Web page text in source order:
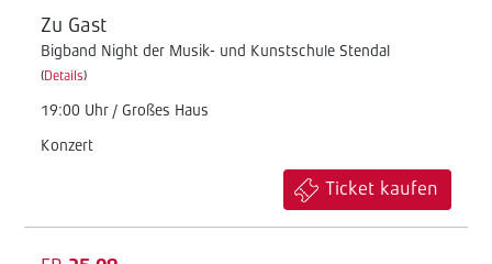
Zu Gast
Bigband Night der Musik- und Kunstschule Stendal
(Details)
19:00 Uhr / Großes Haus
Konzert
Ticket kaufen